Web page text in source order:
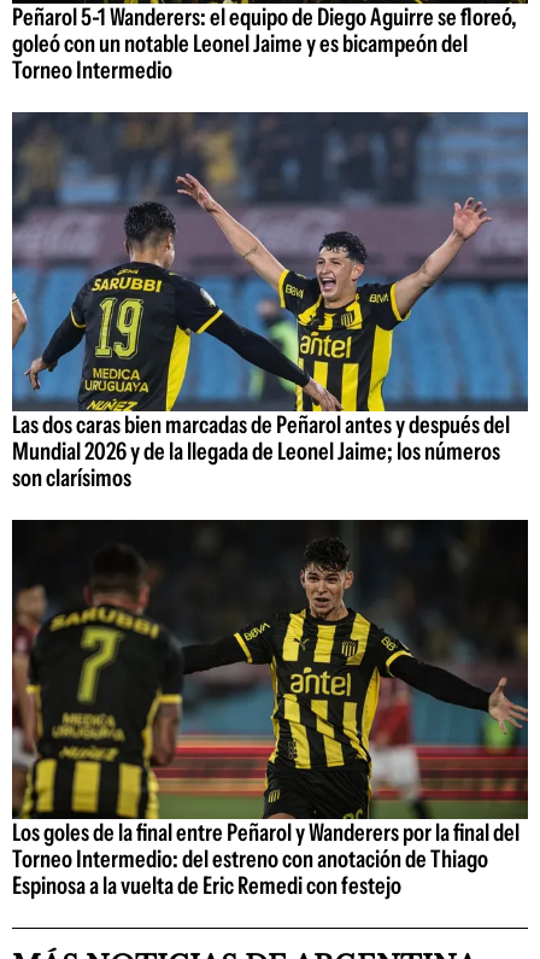
Peñarol 5-1 Wanderers: el equipo de Diego Aguirre se floreó,
goleó con un notable Leonel Jaime y es bicampeón del
Torneo Intermedio
Las dos caras bien marcadas de Peñarol antes y después del
Mundial 2026 y de la llegada de Leonel Jaime; los números
son clarísimos
Los goles de la final entre Peñarol y Wanderers por la final del
Torneo Intermedio: del estreno con anotación de Thiago
Espinosa a la vuelta de Eric Remedi con festejo